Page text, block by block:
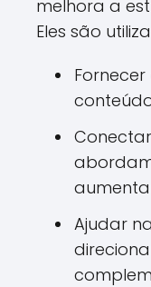
melhora a
Eles são
Fornecer
Ajudar